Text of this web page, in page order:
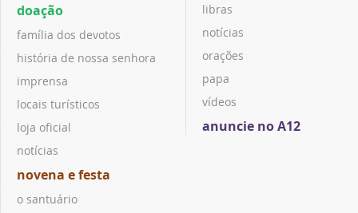
doação
família dos devotos
história de nossa senhora
imprensa
locais turísticos
loja oficial
notícias
novena e festa
o santuário
libras
notícias
orações
papa
vídeos
anuncie no A12